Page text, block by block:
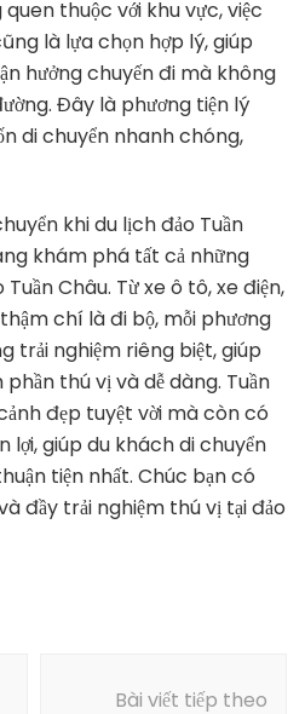
thuộc với khu vực, việc
là lựa chọn hợp lý, giúp
hưởng chuyến đi mà không
Đây là phương tiện lý
di chuyển nhanh chóng,
khi du lịch đảo Tuần
khám phá tất cả những
Châu. Từ xe ô tô, xe điện,
chí là đi bộ, mỗi phương
trải nghiệm riêng biệt, giúp
thú vị và dễ dàng. Tuần
đẹp tuyệt vời mà còn có
lợi, giúp du khách di chuyển
tiện nhất. Chúc bạn có
đầy trải nghiệm thú vị tại đảo
Bài viết tiếp theo